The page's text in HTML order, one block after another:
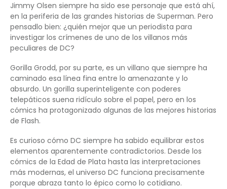
Jimmy Olsen siempre ha sido ese personaje que está ahí,
en la periferia de las grandes historias de Superman. Pero
pensadlo bien: ¿quién mejor que un periodista para
investigar los crímenes de uno de los villanos más
peculiares de DC?
Gorilla Grodd, por su parte, es un villano que siempre ha
caminado esa línea fina entre lo amenazante y lo
absurdo. Un gorilla superinteligente con poderes
telepáticos suena ridículo sobre el papel, pero en los
cómics ha protagonizado algunas de las mejores historias
de Flash.
Es curioso cómo DC siempre ha sabido equilibrar estos
elementos aparentemente contradictorios. Desde los
cómics de la Edad de Plata hasta las interpretaciones
más modernas, el universo DC funciona precisamente
porque abraza tanto lo épico como lo cotidiano.